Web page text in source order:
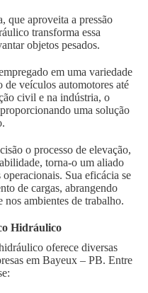
aproveita a pressão
transforma essa
objetos pesados.
em uma variedade
de veículos automotores até
civil e na indústria, o
uma solução
o processo de elevação,
torna-o um aliado
Sua eficácia se
de cargas, abrangendo
nos ambientes de trabalho.
Hidráulico
oferece diversas
em Bayeux – PB. Entre